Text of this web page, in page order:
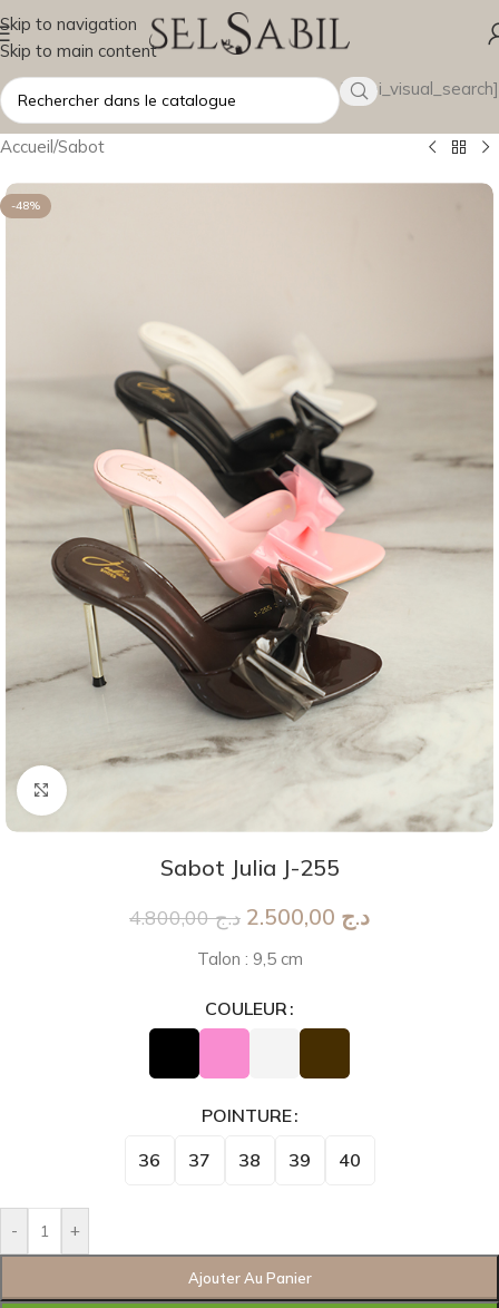
Skip to navigation
Skip to main content
[wsbi_visual_search]
Accueil/Sabot
-48%
Agrandir
Sabot Julia J-255
د.ج4.800,00 د.ج
Talon : 9,5 cm
COULEUR
POINTURE
36 37 38 39 40
- +
Ajouter Au Panier